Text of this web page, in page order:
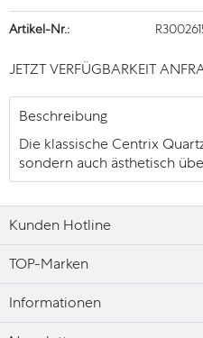
Artikel-Nr.:
JETZT VERFÜGBARKEIT
Beschreibung
Die klassische Centrix
sondern auch ästhetisch
Kunden Hotline
TOP-Marken
Informationen